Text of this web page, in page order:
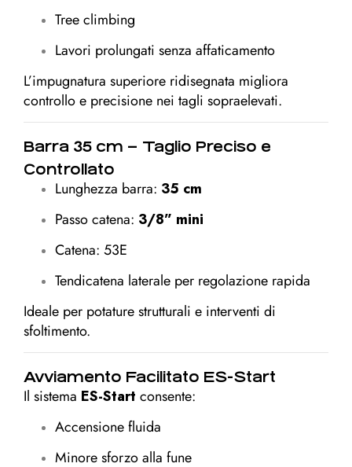
Tree climbing
Lavori prolungati senza affaticamento
L’impugnatura superiore ridisegnata migliora
controllo e precisione nei tagli sopraelevati.
Barra 35 cm – Taglio Preciso e
Controllato
Lunghezza barra: 35 cm
Passo catena: 3/8” mini
Catena: 53E
Tendicatena laterale per regolazione rapida
Ideale per potature strutturali e interventi di
sfoltimento.
Avviamento Facilitato ES-Start
Il sistema ES-Start consente:
Accensione fluida
Minore sforzo alla fune